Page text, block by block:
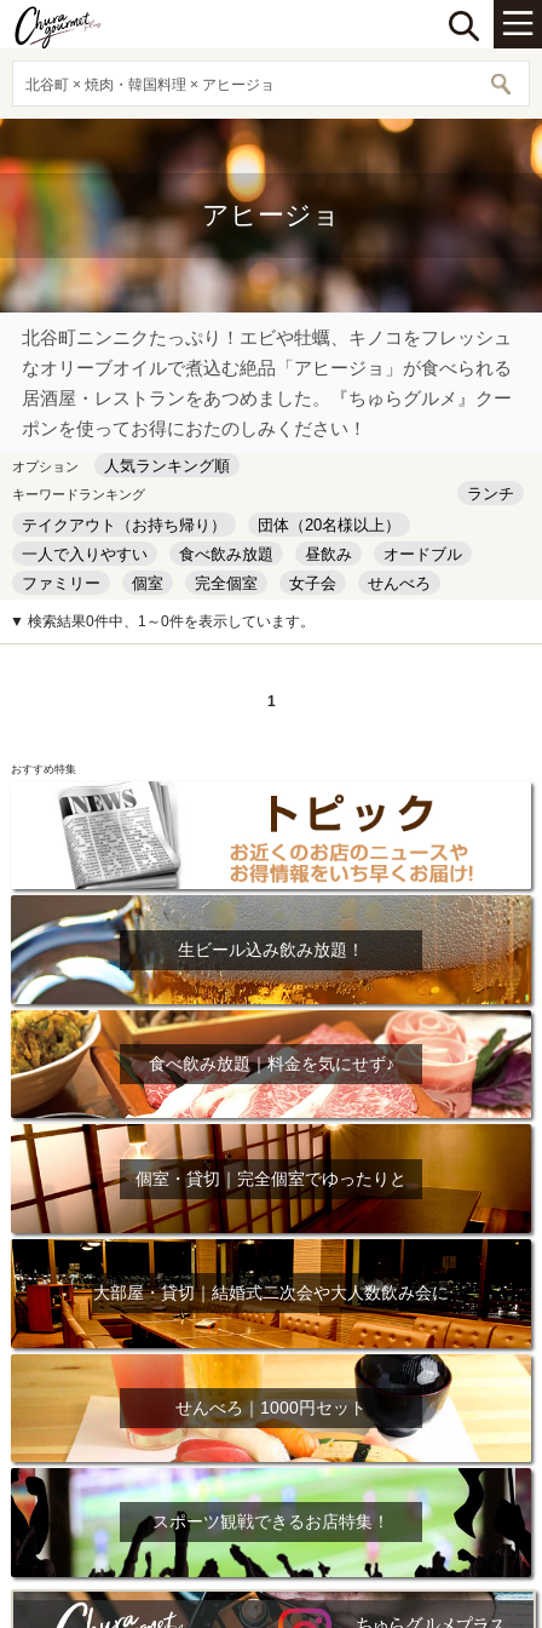
北谷町 × 焼肉・韓国料理 × アヒージョ
アヒージョ
北谷町ニンニクたっぷり！エビや牡蠣、キノコをフレッシュ
なオリーブオイルで煮込む絶品「アヒージョ」が食べられる
居酒屋・レストランをあつめました。『ちゅらグルメ』クー
ポンを使ってお得におたのしみください！
オプション 人気ランキング順
キーワードランキング
ランチ
テイクアウト（お持ち帰り）
団体（20名様以上）
一人で入りやすい
食べ飲み放題 昼飲み
オードブル
ファミリー
個室 完全個室 女子会
せんべろ
キッズルーム
安い デート
▼ 検索結果0件中、1～0件を表示しています。
1
おすすめ特集
生ビール込み飲み放題！
食べ飲み放題｜料金を気にせず♪
個室・貸切｜完全個室でゆったりと
大部屋・貸切｜結婚式二次会や大人数飲み会に
せんべろ｜1000円セット
スポーツ観戦できるお店特集！